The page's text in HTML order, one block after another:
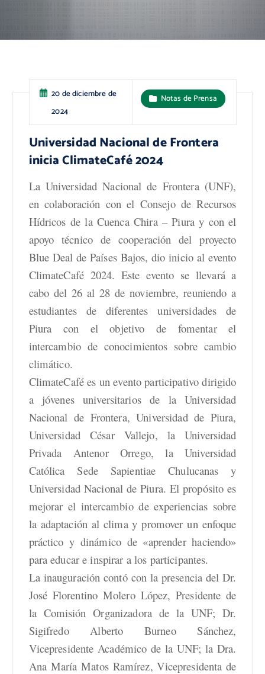
20 de diciembre de
2024
Notas de Prensa
Universidad Nacional de Frontera
inicia ClimateCafé 2024
La Universidad Nacional de Frontera (UNF),
en colaboración con el Consejo de Recursos
Hídricos de la Cuenca Chira – Piura y con el
apoyo técnico de cooperación del proyecto
Blue Deal de Países Bajos, dio inicio al evento
ClimateCafé 2024. Este evento se llevará a
cabo del 26 al 28 de noviembre, reuniendo a
estudiantes de diferentes universidades de
Piura con el objetivo de fomentar el
intercambio de conocimientos sobre cambio
climático.
ClimateCafé es un evento participativo dirigido
a jóvenes universitarios de la Universidad
Nacional de Frontera, Universidad de Piura,
Universidad César Vallejo, la Universidad
Privada Antenor Orrego, la Universidad
Católica Sede Sapientiae Chulucanas y
Universidad Nacional de Piura. El propósito es
mejorar el intercambio de experiencias sobre
la adaptación al clima y promover un enfoque
práctico y dinámico de «aprender haciendo»
para educar e inspirar a los participantes.
La inauguración contó con la presencia del Dr.
José Florentino Molero López, Presidente de
la Comisión Organizadora de la UNF; Dr.
Sigifredo Alberto Burneo Sánchez,
Vicepresidente Académico de la UNF; la Dra.
Ana María Matos Ramírez, Vicepresidenta de